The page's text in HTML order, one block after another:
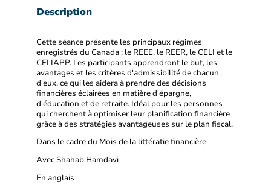
Description
Cette séance présente les principaux régimes
enregistrés du Canada : le REEE, le REER, le CELI et le
CELIAPP. Les participants apprendront le but, les
avantages et les critères d'admissibilité de chacun
d'eux, ce qui les aidera à prendre des décisions
financières éclairées en matière d'épargne,
d'éducation et de retraite. Idéal pour les personnes
qui cherchent à optimiser leur planification financière
grâce à des stratégies avantageuses sur le plan fiscal.
Dans le cadre du Mois de la littératie financière
Avec Shahab Hamdavi
En anglais